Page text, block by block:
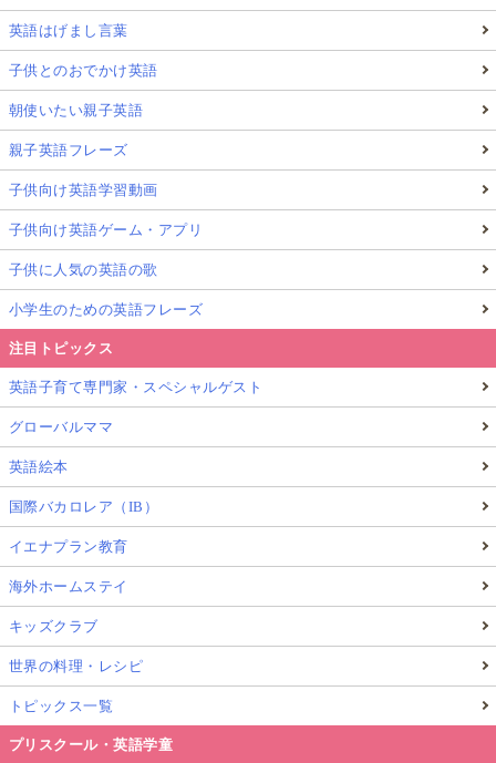
英語はげまし言葉
子供とのおでかけ英語
朝使いたい親子英語
親子英語フレーズ
子供向け英語学習動画
子供向け英語ゲーム・アプリ
子供に人気の英語の歌
小学生のための英語フレーズ
注目トピックス
英語子育て専門家・スペシャルゲスト
グローバルママ
英語絵本
国際バカロレア（IB）
イエナプラン教育
海外ホームステイ
キッズクラブ
世界の料理・レシピ
トピックス一覧
プリスクール・英語学童